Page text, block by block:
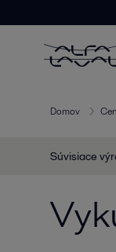
Domov
Súvisiace